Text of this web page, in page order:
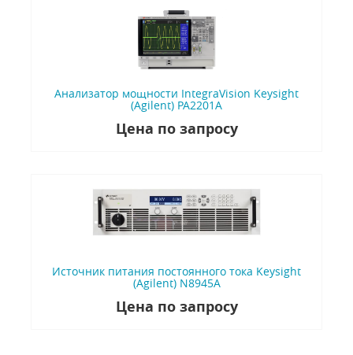
Анализатор мощности IntegraVision Keysight
(Agilent) PA2201A
Цена по запросу
Источник питания постоянного тока Keysight
(Agilent) N8945A
Цена по запросу